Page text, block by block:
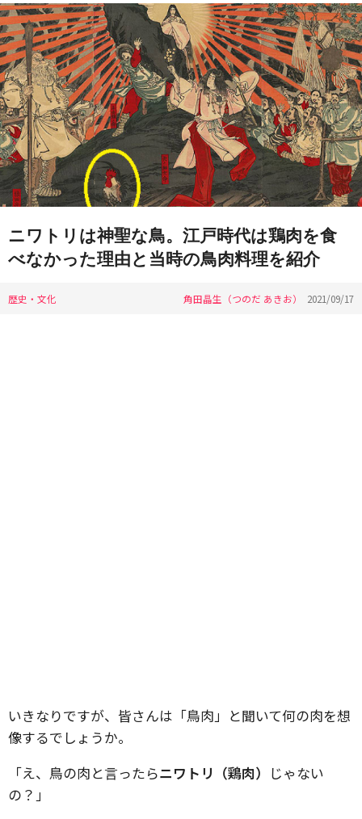
ニワトリは神聖な鳥。江戸時代は鶏肉を食
べなかった理由と当時の鳥肉料理を紹介
歴史・文化 角田晶生（つのだ あきお） 2021/09/17
いきなりですが、皆さんは「鳥肉」と聞いて何の肉を想
像するでしょうか。
「え、鳥の肉と言ったらニワトリ（鶏肉） じゃない
の？」